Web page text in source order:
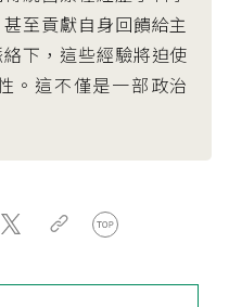
至貢獻自身回饋給主
下，這些經驗將迫使
。這不僅是一部政治